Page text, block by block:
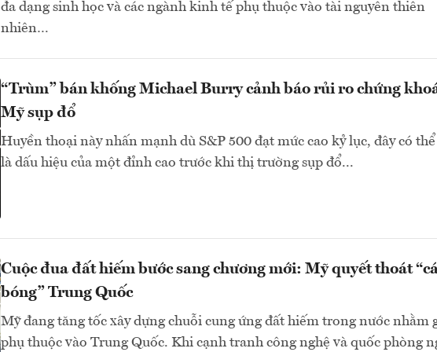
đa dạng sinh học và các ngành kinh tế phụ thuộc vào tài nguyên thiên
nhiên…
“Trùm” bán khống Michael Burry cảnh báo rủi ro chứng
Mỹ sụp đổ
Huyền thoại này nhấn mạnh dù S&P 500 đạt mức cao kỷ lục, đây có
là dấu hiệu của một đỉnh cao trước khi thị trường sụp đổ...
Cuộc đua đất hiếm bước sang chương mới: Mỹ quyết thoát
bóng” Trung Quốc
Mỹ đang tăng tốc xây dựng chuỗi cung ứng đất hiếm trong nước nhằm
phụ thuộc vào Trung Quốc. Khi cạnh tranh công nghệ và quốc phòng